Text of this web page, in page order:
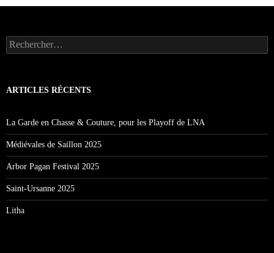
Rechercher :
ARTICLES RÉCENTS
La Garde en Chasse & Couture, pour les Playoff de LNA
Médiévales de Saillon 2025
Arbor Pagan Festival 2025
Saint-Ursanne 2025
Litha